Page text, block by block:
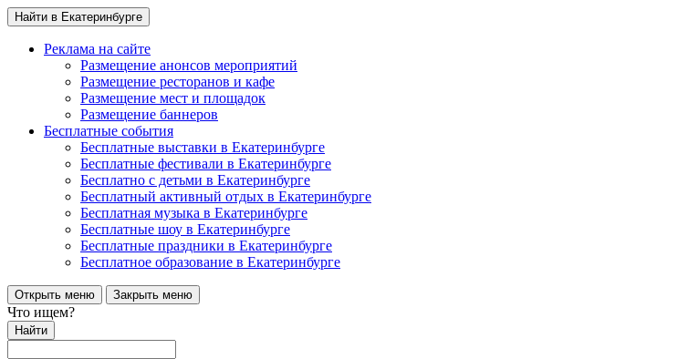
Найти в Екатеринбурге
Реклама на сайте
Размещение анонсов мероприятий
Размещение ресторанов и кафе
Размещение мест и площадок
Размещение баннеров
Бесплатные события
Бесплатные выставки в Екатеринбурге
Бесплатные фестивали в Екатеринбурге
Бесплатно с детьми в Екатеринбурге
Бесплатный активный отдых в Екатеринбурге
Бесплатная музыка в Екатеринбурге
Бесплатные шоу в Екатеринбурге
Бесплатные праздники в Екатеринбурге
Бесплатное образование в Екатеринбурге
Открыть меню Закрыть меню
Что ищем?
Найти